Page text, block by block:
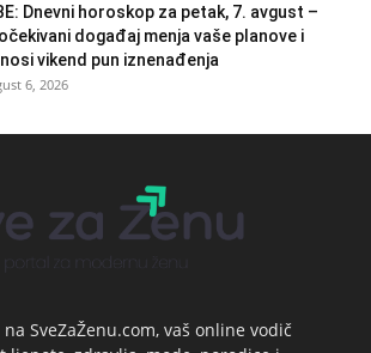
Dnevni horoskop za petak, 7. avgust –
događaj menja vaše planove i
vikend pun iznenađenja
6, 2026
SveZaŽenu.com, vaš online vodič